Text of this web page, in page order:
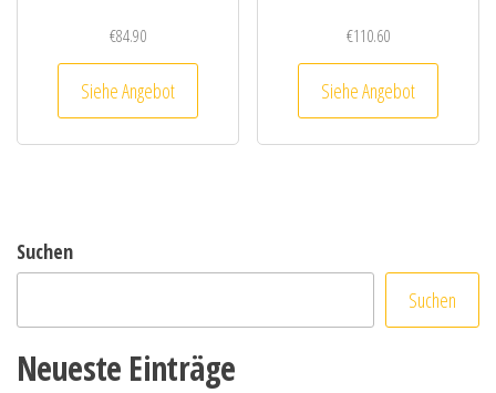
€84.90
Siehe Angebot
€110.60
Siehe Angebot
Suchen
Suchen
Neueste Einträge